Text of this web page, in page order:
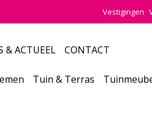
Vestigingen
& ACTUEEL CONTACT
Tuin & Terras